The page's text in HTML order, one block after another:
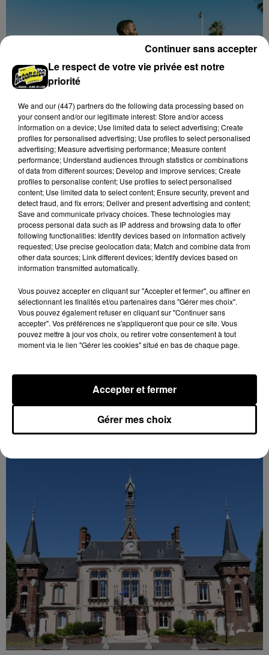
UNE JOURNÉE DÉDIÉE AU SPORT-SANTÉ À
MAINVILLIERS
MAINVILLIERS LANCE LA 5ÈME ÉDITION DE
Le respect de votre vie privée est notre
priorité
We and our (447) partnersdo the following data processing based on
your consent and/or our legitimate interest: Store and/or access
information on a device; Use limited data to select advertising; Create
profiles for personalised advertising; Use profiles to select personalised
advertising; Measure advertising performance; Measure content
performance; Understand audiences through statistics or combinations
of data from different sources; Develop and improve services; Create
profiles to personalise content; Use profiles to select personalised
content; Use limited data to select content; Ensure security, prevent and
detect fraud, and fix errors; Deliver and present advertising and content;
Save and communicate privacy choices. These technologies may
process personal data such as IP address and browsing data to offer
following functionalities: Identify devices based on information actively
requested; Use precise geolocation data; Match and combine data from
other data sources; Link different devices; Identify devices based on
information transmitted automatically.
Vous pouvez accepter en cliquant sur "Accepter et fermer", ou affiner en
sélectionnant les finalités et/ou partenaires dans "Gérer mes choix".
Vous pouvez également refuser en cliquant sur "Continuer sans
accepter". Vos préférences ne s'appliqueront que pour ce site. Vous
pouvez mettre à jour vos choix, ou retirer votre consentement à tout
moment via le lien "Gérer les cookies" situé en bas de chaque page.
Gérer mes choix
Accepter et fermer
Continuer sans accepter